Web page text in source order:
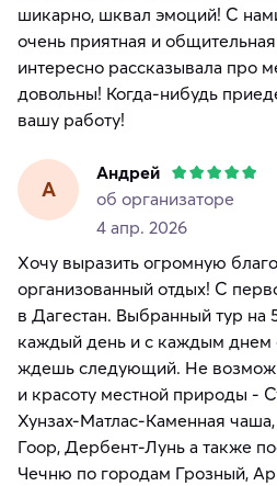
шикарно, шквал эмоций! С
очень приятная и
интересно рассказывала про
довольны! Когда-нибудь
вашу работу!
А
Андрей
об организаторе
4 апр. 2026
Хочу выразить огромную
организованный отдых! С
в Дагестан. Выбранный тур на
каждый день и с каждым
ждешь следующий. Не
и красоту местной природы -
Хунзах-Матлас-Каменная
Гоор, Дербент-Лунь а также
Чечню по городам Грозный,